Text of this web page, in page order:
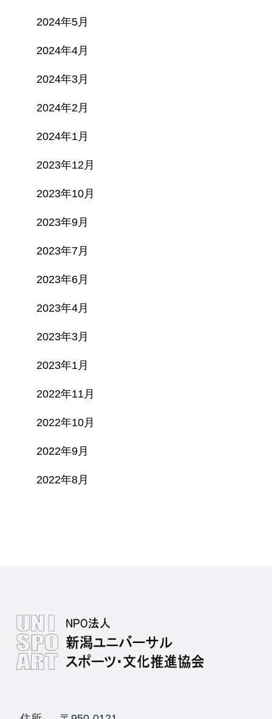
2024年5月
2024年4月
2024年3月
2024年2月
2024年1月
2023年12月
2023年10月
2023年9月
2023年7月
2023年6月
2023年4月
2023年3月
2023年1月
2022年11月
2022年10月
2022年9月
2022年8月